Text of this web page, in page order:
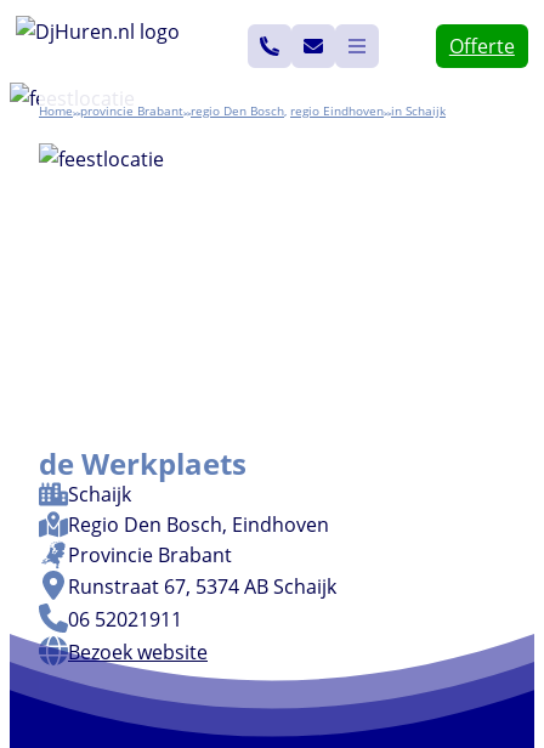
Ga
de
inhoud
Offerte
Home>> Brabant>> Den Bosch, Eindhoven>> Schaijk
de Werkplaets
Schaijk
Regio Den Bosch, Eindhoven
Provincie Brabant
Runstraat 67, 5374 AB Schaijk
06 52021911
Bezoek website